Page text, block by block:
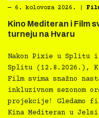
― 6. kolovoza 2026.
Kino Mediteran i Film
turneju na Hvaru
Nakon Pixie u Splitu i
Splitu (12.8.2026.),
Film svima snažno
inkluzivnom sezonom
projekcije! Gledamo
Kina Mediteran u